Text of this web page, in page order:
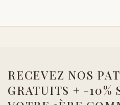
RECEVEZ NOS
GRATUITS + -10%